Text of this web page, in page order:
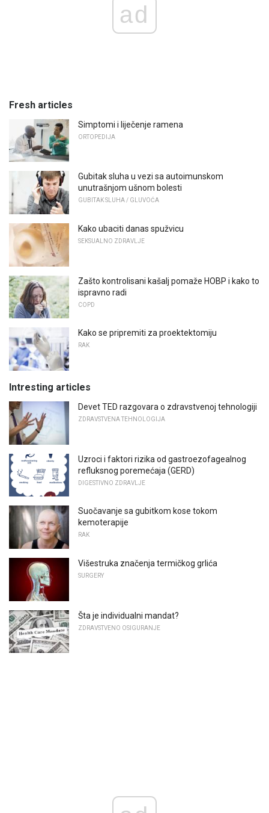
ad
Fresh articles
Simptomi i liječenje ramena
ORTOPEDIJA
Gubitak sluha u vezi sa autoimunskom
unutrašnjom ušnom bolesti
GUBITAK SLUHA / GLUVOĆA
Kako ubaciti danas spužvicu
SEKSUALNO ZDRAVLJE
Zašto kontrolisani kašalj pomaže HOBP i kako to
ispravno radi
COPD
Kako se pripremiti za proektektomiju
RAK
Intresting articles
Devet TED razgovara o zdravstvenoj tehnologiji
ZDRAVSTVENA TEHNOLOGIJA
Uzroci i faktori rizika od gastroezofagealnog
refluksnog poremećaja (GERD)
DIGESTIVNO ZDRAVLJE
Suočavanje sa gubitkom kose tokom
kemoterapije
RAK
Višestruka značenja termičkog grlića
SURGERY
Šta je individualni mandat?
ZDRAVSTVENO OSIGURANJE